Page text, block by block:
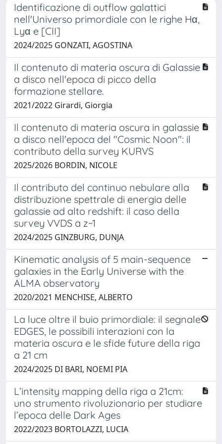
Identificazione di outflow galattici
nell'Universo primordiale con le righe Hα,
Lyα e [CII]
2024/2025 GONZATI, AGOSTINA
Il contenuto di materia oscura di Galassie
a disco nell'epoca di picco della
formazione stellare.
2021/2022 Girardi, Giorgia
Il contenuto di materia oscura in galassie
a disco nell'epoca del "Cosmic Noon": il
contributo della survey KURVS
2025/2026 BORDIN, NICOLE
Il contributo del continuo nebulare alla
distribuzione spettrale di energia delle
galassie ad alto redshift: il caso della
survey VVDS a z~1
2024/2025 GINZBURG, DUNJA
Kinematic analysis of 5 main-sequence
galaxies in the Early Universe with the
ALMA observatory
2020/2021 MENCHISE, ALBERTO
La luce oltre il buio primordiale: il segnale
EDGES, le possibili interazioni con la
materia oscura e le sfide future della riga
a 21 cm
2024/2025 DI BARI, NOEMI PIA
L’intensity mapping della riga a 21cm:
uno strumento rivoluzionario per studiare
l’epoca delle Dark Ages
2022/2023 BORTOLAZZI, LUCIA